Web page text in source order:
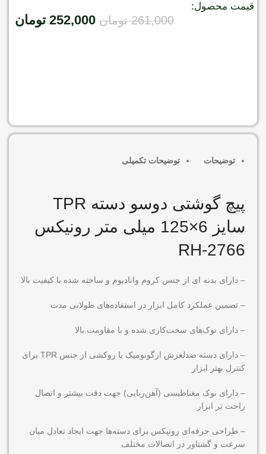
قیمت محصول:
261,000 تومان 252,000 تومان
توضیحات توضیحات تکمیلی
پیچ گوشتی دوسو دسته TPR
سایز 6×125 میلی متر رونیکس
RH-2766
– دارای بدنه ای از جنس کروم وانادیوم و ساخته شده با کیفیت بالا
– تضمین عملکرد کامل ابزار در استفاده‌های طولانی مدت
– دارای نوک‌های سخت‌کاری شده و با مقاومت بالا
– دارای دسته ضدلغزش ارگونومیک با روکشی از جنس TPR برای
کنترل بهتر ابزار
– دارای نوک‌ مغناطیسی (آهن‌ربایی) جهت دقت بیشتر و اتصال
راحت تر ابزار
– طراحی حرفه‌ای رونیکس برای دسته‌ها جهت ایجاد تعادل میان
سرعت و گشتاور در اتصالات مختلف